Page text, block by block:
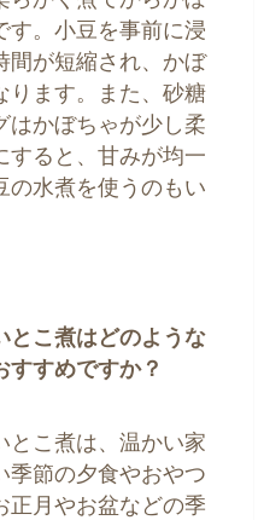
す。小豆を事前に浸
間が短縮され、かぼ
ります。また、砂糖
はかぼちゃが少し柔
すると、甘みが均一
の水煮を使うのもい
とこ煮はどのような
すすめですか？
とこ煮は、温かい家
季節の夕食やおやつ
正月やお盆などの季